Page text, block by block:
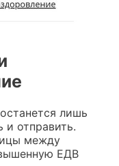
лишь
и отправить.
между
ЕДВ